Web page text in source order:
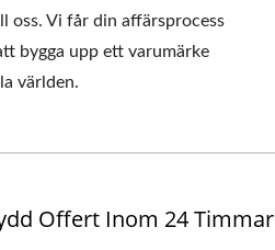
oss. Vi får din affärsprocess
bygga upp ett varumärke
världen.
Offert Inom 24 Timmar